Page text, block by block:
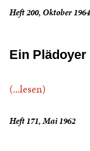
Heft 200, Oktober 1964
Ein
(...lesen)
Heft 171, Mai 1962